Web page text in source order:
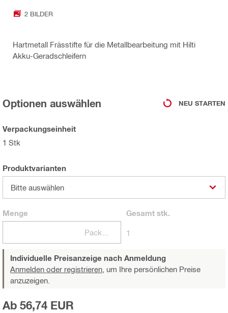
2 BILDER
Hartmetall Frässtifte für die Metallbearbeitung mit Hilti
Akku-Geradschleifern
Optionen auswählen NEU STARTEN
Verpackungseinheit
1 Stk
Produktvarianten
Bitte auswählen
Menge Gesamtstk.
1
Individuelle Preisanzeige nach Anmeldung
Anmelden oder registrieren, um Ihre persönlichen Preise
anzuzeigen.
Ab 56,74 EUR